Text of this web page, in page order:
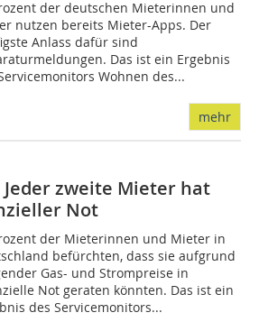
der deutschen Mieterinnen und
nutzen bereits Mieter-Apps. Der
Anlass dafür sind
Das ist ein Ergebnis
Wohnen des...
mehr
zweite Mieter hat
Not
der Mieterinnen und Mieter in
befürchten, dass sie aufgrund
Gas- und Strompreise in
Not geraten könnten. Das ist ein
des Servicemonitors...